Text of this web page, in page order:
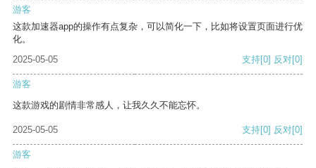
游客
这款加速器app的操作有点复杂，可以简化一下，比如将设置页面进行优
化。
2025-05-05
支持[0] 反对[0]
游客
这款游戏的剧情非常感人，让我久久不能忘怀。
2025-05-05 支持[0] 反对[0]
游客